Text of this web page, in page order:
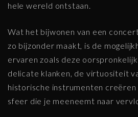
hele wereld ontstaan.
Wat het bijwonen van een
zo bijzonder maakt, is de
ervaren zoals deze
delicate klanken, de virtuositeit
historische instrumenten creëren
sfeer die je meeneemt naar